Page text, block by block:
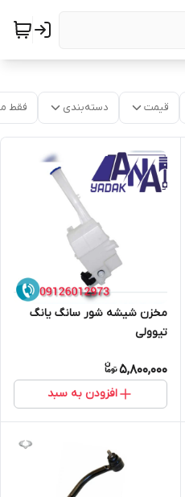
قیمت دسته‌بندی فقط
مخزن شیشه شور سانگ یانگ
تیوولی
5,800,000
افزودن به سبد